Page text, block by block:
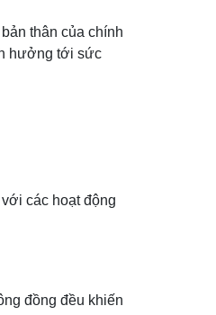
thân của chính
hưởng tới sức
các hoạt động
đồng đều khiến